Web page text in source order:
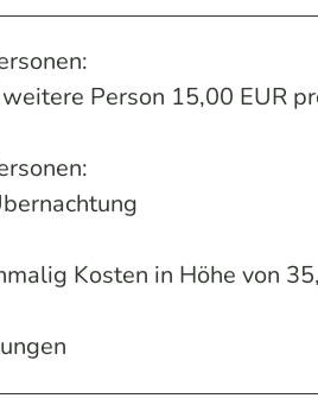
Person 15,00 EUR
Kosten in Höhe von